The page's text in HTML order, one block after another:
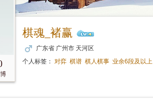
棋魂_褚赢
广东省 广州市 天河区
个人标签： 对弈 棋谱 棋人棋事 业余6段及以上